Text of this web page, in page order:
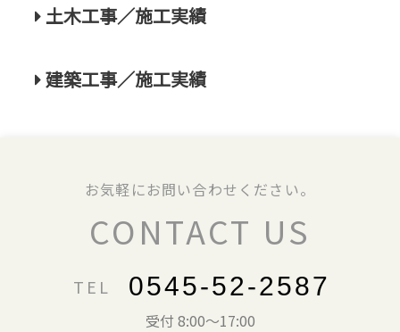
土木工事／施工実績
建築工事／施工実績
お気軽にお問い合わせください。
CONTACT US
TEL 0545-52-2587
受付 8:00～17:00